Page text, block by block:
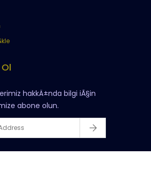
hakkÄ±nda bilgi iÃ§in
abone olun.